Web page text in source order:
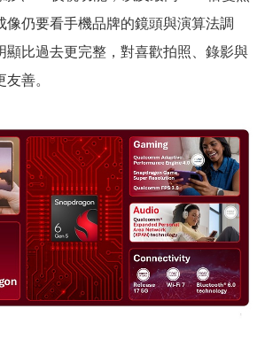
像仍要看手機品牌的鏡頭與演算法調
顯比過去更完整，對喜歡拍照、錄影與
善。